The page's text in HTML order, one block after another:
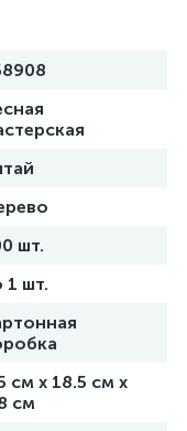
шт.
1 шт.
см х 18.5 см х
см